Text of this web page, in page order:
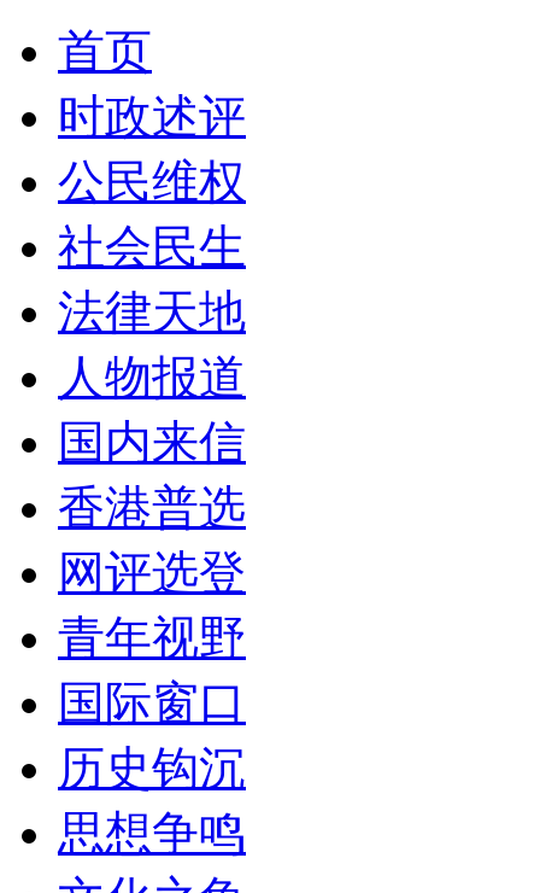
首页
时政述评
公民维权
社会民生
法律天地
人物报道
国内来信
香港普选
网评选登
青年视野
国际窗口
历史钩沉
思想争鸣